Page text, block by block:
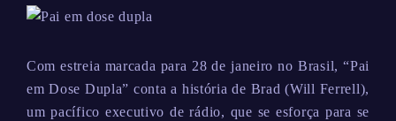
Com estreia marcada para 28 de janeiro no Brasil, “Pai
em Dose Dupla” conta a história de Brad (Will Ferrell),
um pacífico executivo de rádio, que se esforça para se